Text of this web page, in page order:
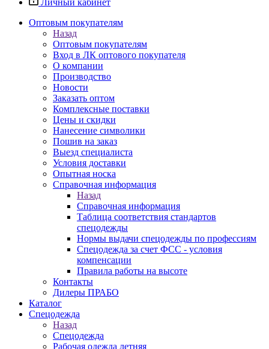
Личный кабинет
Оптовым покупателям
Назад
Оптовым покупателям
Вход в ЛК оптового покупателя
О компании
Производство
Новости
Заказать оптом
Комплексные поставки
Цены и скидки
Нанесение символики
Пошив на заказ
Выезд специалиста
Условия доставки
Опытная носка
Справочная информация
Назад
Справочная информация
Таблица соответствия стандартов
спецодежды
Нормы выдачи спецодежды по профессиям
Спецодежда за счет ФСС - условия
компенсации
Правила работы на высоте
Контакты
Дилеры ПРАБО
Каталог
Спецодежда
Назад
Спецодежда
Рабочая одежда летняя